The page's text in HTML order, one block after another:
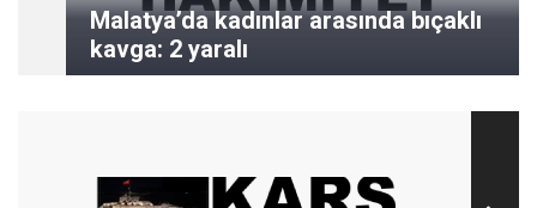
Malatya’da kadınlar arasında bıçaklı
kavga: 2 yaralı